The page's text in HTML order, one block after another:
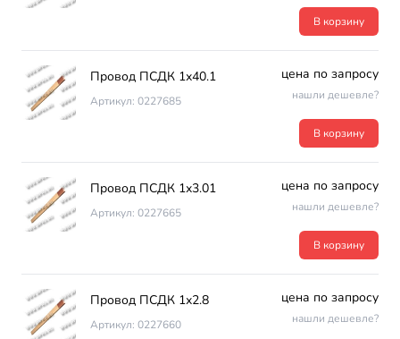
В корзину
Провод ПСДК 1х40.1
Артикул: 0227685
цена по запросу
нашли дешевле?
В корзину
Провод ПСДК 1х3.01
Артикул: 0227665
цена по запросу
нашли дешевле?
В корзину
Провод ПСДК 1х2.8
Артикул: 0227660
цена по запросу
нашли дешевле?